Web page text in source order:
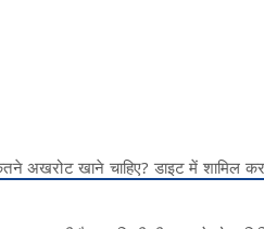
अखरोट खाने चाहिए? डाइट में शामिल